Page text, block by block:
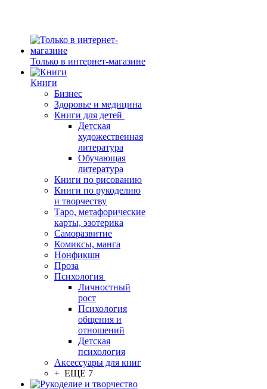
Только в интернет-магазине
Книги
Бизнес
Здоровье и медицина
Книги для детей
Детская
художественная
литература
Обучающая
литература
Книги по рисованию
Книги по рукоделию
и творчеству
Таро, метафорические
карты, эзотерика
Саморазвитие
Комиксы, манга
Нонфикшн
Проза
Психология
Личностный
рост
Психология
общения и
отношений
Детская
психология
Аксессуары для книг
+ ЕЩЕ 7